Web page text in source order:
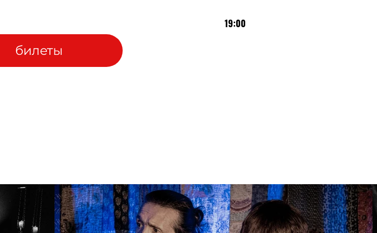
19:00
билеты